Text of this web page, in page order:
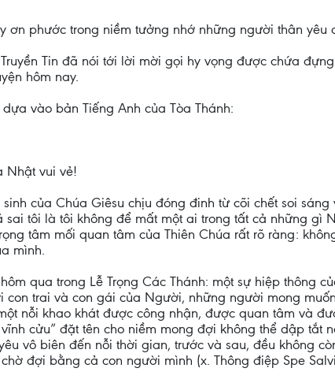
ơn phước trong niềm tưởng nhớ những người thân yêu
Tin đã nói tới lời mời gọi hy vọng được chứa
hôm nay.
vào bản Tiếng Anh của Tòa Thánh:
Nhật vui vẻ!
sinh của Chúa Giêsu chịu đóng đinh từ cõi chết soi
tôi là tôi không để mất một ai trong tất cả những gì
tâm mối quan tâm của Thiên Chúa rất rõ ràng:
mình.
qua trong Lễ Trọng Các Thánh: một sự hiệp thông
con trai và con gái của Người, những người mong
nỗi khao khát được công nhận, được quan tâm và
cửu” đặt tên cho niềm mong đợi không thể dập tắt
vô biên đến nỗi thời gian, trước và sau, đều không
đợi bằng cả con người mình (x. Thông điệp Spe